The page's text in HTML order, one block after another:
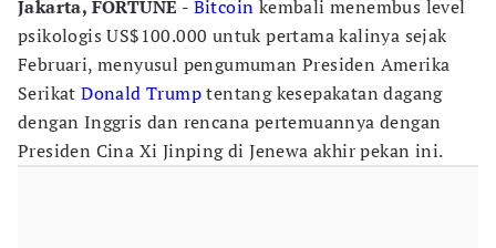
Jakarta, FORTUNE - Bitcoin kembali menembus level
psikologis US$100.000 untuk pertama kalinya sejak
Februari, menyusul pengumuman Presiden Amerika
SerikatDonald Trumptentang kesepakatan dagang
dengan Inggris dan rencana pertemuannya dengan
Presiden Cina Xi Jinping di Jenewa akhir pekan ini.